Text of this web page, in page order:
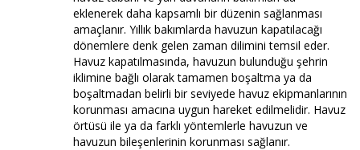
eklenerek daha kapsamlı bir düzenin sağlanması
amaçlanır. Yıllık bakımlarda havuzun kapatılacağı
dönemlere denk gelen zaman dilimini temsil eder.
Havuz kapatılmasında, havuzun bulunduğu şehrin
iklimine bağlı olarak tamamen boşaltma ya da
boşaltmadan belirli bir seviyede havuz ekipmanlarının
korunması amacına uygun hareket edilmelidir. Havuz
örtüsü ile ya da farklı yöntemlerle havuzun ve
havuzun bileşenlerinin korunması sağlanır.